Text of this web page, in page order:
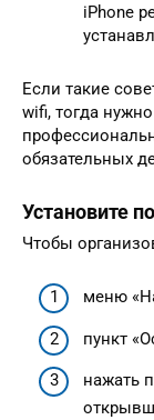
iPhone
Если такие
wifi, тогда
обязательных
Установите
Чтобы
меню
пункт
нажать